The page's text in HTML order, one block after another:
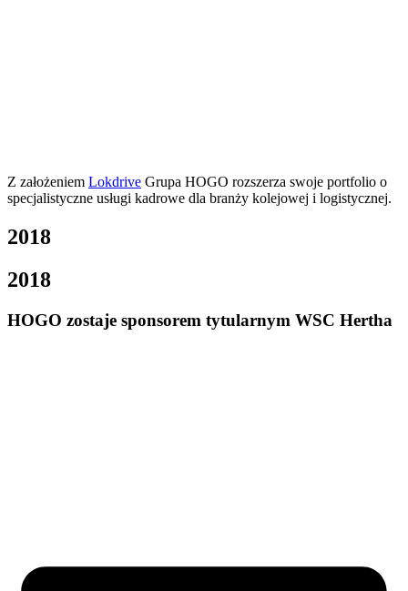
Z założeniem Lokdrive Grupa HOGO rozszerza swoje portfolio o
specjalistyczne usługi kadrowe dla branży kolejowej i logistycznej.
2018
2018
HOGO zostaje sponsorem tytularnym WSC Hertha